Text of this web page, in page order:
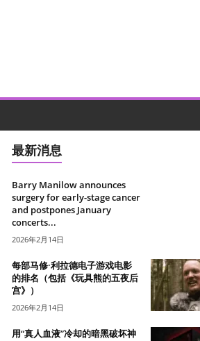
最新消息
Barry Manilow announces
surgery for early-stage cancer
and postpones January
concerts...
2026年2月14日
每部马修·利拉德电子游戏电影
的排名（包括《玩具熊的五夜后
宫》）
2026年2月14日
用“真人血液”冷却的暗黑破坏神